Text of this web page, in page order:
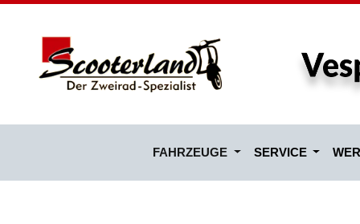
FAHRZEUGE SERVICE